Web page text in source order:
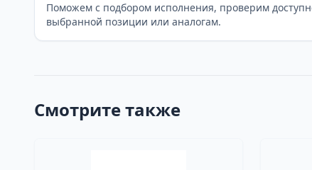
Поможем с подбором исполнения, проверим
выбранной позиции или аналогам.
Смотрите также